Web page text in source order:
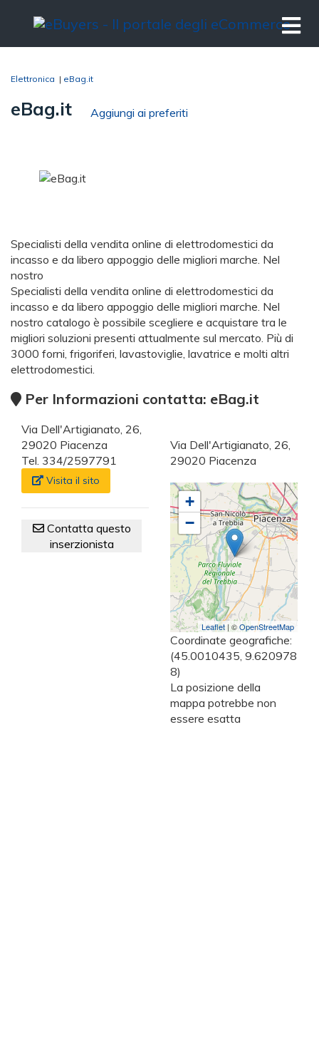
Elettronica | eBag.it
eBag.it Aggiungi ai preferiti
Specialisti della vendita online di elettrodomestici da
incasso e da libero appoggio delle migliori marche. Nel
nostro
Specialisti della vendita online di elettrodomestici da
incasso e da libero appoggio delle migliori marche. Nel
nostro catalogo è possibile scegliere e acquistare tra le
migliori soluzioni presenti attualmente sul mercato. Più di
3000 forni, frigoriferi, lavastoviglie, lavatrice e molti altri
elettrodomestici.
Per Informazioni contatta: eBag.it
Via Dell'Artigianato, 26,
29020 Piacenza
Tel. 334/2597791
Visita il sito
Contatta questo
inserzionista
Via Dell'Artigianato, 26,
29020 Piacenza
+
−
Leaflet | ©OpenStreetMap
Coordinate geografiche:
(45.0010435, 9.620978
8)
La posizione della
mappa potrebbe non
essere esatta